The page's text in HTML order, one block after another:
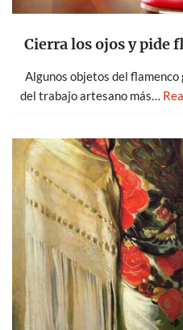
Cierra los ojos y pide
Algunos objetos del
del trabajo artesano más…